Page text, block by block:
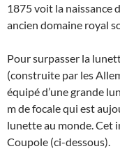
1875 voit la naissance
ancien domaine royal
Pour surpasser la
(construite par les
équipé d’une grande
m de focale qui est
lunette au monde. Cet
Coupole (ci-dessous).